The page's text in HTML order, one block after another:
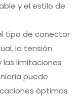
y el estilo de
tipo de conector
la tensión
limitaciones
puede
óptimas